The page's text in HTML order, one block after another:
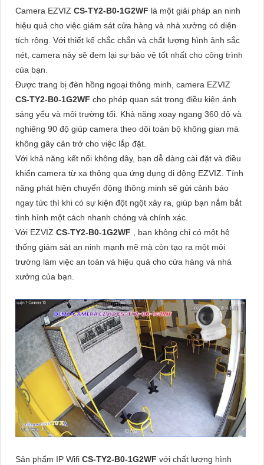
Camera EZVIZ CS-TY2-B0-1G2WF là một giải pháp an ninh
hiệu quả cho việc giám sát cửa hàng và nhà xưởng có diện
tích rộng. Với thiết kế chắc chắn và chất lượng hình ảnh sắc
nét, camera này sẽ đem lại sự bảo vệ tốt nhất cho công trình
của bạn.
Được trang bị đèn hồng ngoại thông minh, camera EZVIZ
CS-TY2-B0-1G2WF cho phép quan sát trong điều kiện ánh
sáng yếu và môi trường tối. Khả năng xoay ngang 360 độ và
nghiêng 90 độ giúp camera theo dõi toàn bộ không gian mà
không gây cản trở cho việc lắp đặt.
Với khả năng kết nối không dây, bạn dễ dàng cài đặt và điều
khiển camera từ xa thông qua ứng dụng di động EZVIZ. Tính
năng phát hiện chuyển động thông minh sẽ gửi cảnh báo
ngay tức thì khi có sự kiện đột ngột xảy ra, giúp bạn nắm bắt
tình hình một cách nhanh chóng và chính xác.
Với EZVIZ CS-TY2-B0-1G2WF
, bạn không chỉ có một hệ
thống giám sát an ninh mạnh mẽ mà còn tạo ra một môi
trường làm việc an toàn và hiệu quả cho cửa hàng và nhà
xưởng của bạn.
Sản phẩm IP Wifi CS-TY2-B0-1G2WF với chất lượng hình